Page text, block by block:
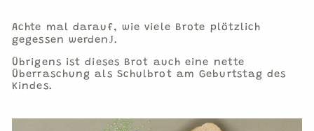
Achte mal darauf, wie viele Brote plötzlich
gegessen werden J.
Übrigens ist dieses Brot auch eine nette
Überraschung als Schulbrot am Geburtstag des
Kindes.